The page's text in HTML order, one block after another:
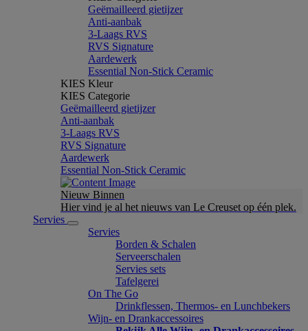
Geëmailleerd gietijzer
Anti-aanbak
3-Laags RVS
RVS Signature
Aardewerk
Essential Non-Stick Ceramic
KIES Kleur
KIES Categorie
Geëmailleerd gietijzer
Anti-aanbak
3-Laags RVS
RVS Signature
Aardewerk
Essential Non-Stick Ceramic
Nieuw Binnen
Hier vind je al het nieuws van Le Creuset op één plek.
Servies
Servies
Borden & Schalen
Serveerschalen
Servies sets
Tafelgerei
On The Go
Drinkflessen, Thermos- en Lunchbekers
Wijn- en Drankaccessoires